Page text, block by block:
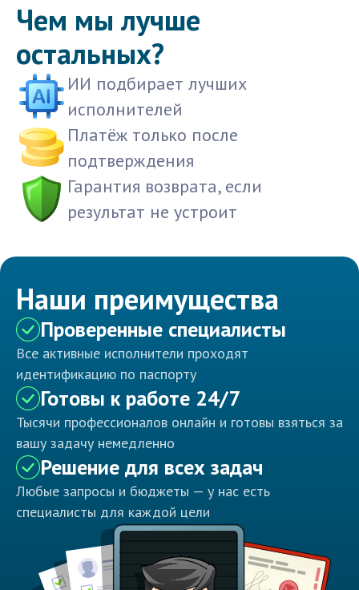
Чем мы лучше
остальных?
ИИ подбирает лучших
исполнителей
Платёж только после
подтверждения
Гарантия возврата, если
результат не устроит
Наши преимущества
Проверенные специалисты
Все активные исполнители проходят
идентификацию по паспорту
Готовы к работе 24/7
Тысячи профессионалов онлайн и готовы взяться за
вашу задачу немедленно
Решение для всех задач
Любые запросы и бюджеты — у нас есть
специалисты для каждой цели